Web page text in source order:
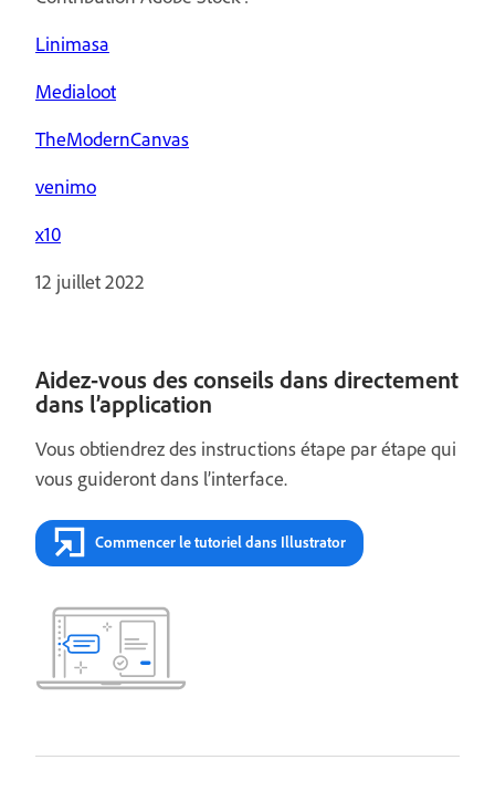
Linimasa
Medialoot
TheModernCanvas
venimo
x10
12 juillet 2022
Aidez-vous des conseils dans directement
dans l’application
Vous obtiendrez des instructions étape par étape qui
vous guideront dans l’interface.
Commencer le tutoriel dans Illustrator